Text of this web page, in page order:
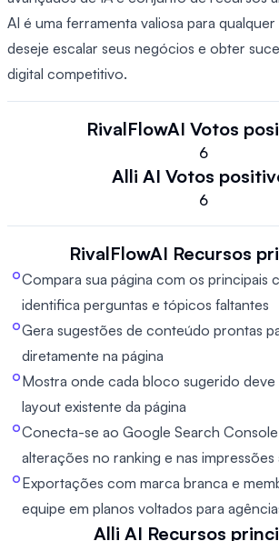
AI é uma ferramenta valiosa para
deseje escalar seus negócios e obter
digital competitivo.
RivalFlowAI Votos
6
Alli AI Votos
6
RivalFlowAI Recursos
Compara sua página com os principais
identifica perguntas e tópicos faltantes
Gera sugestões de conteúdo prontas
diretamente na página
Mostra onde cada bloco sugerido
layout existente da página
Conecta-se ao Google Search
alterações no ranking e nas impressões
Exportações com marca branca e
equipe em planos voltados para
Alli AI Recursos